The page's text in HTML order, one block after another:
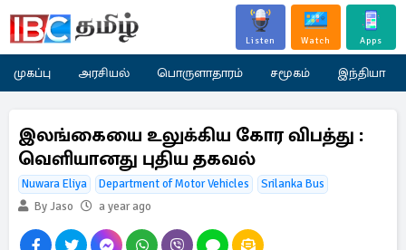
Listen Watch Apps
முகப்பு அரசியல் பொருளாதாரம் சமூகம் இந்தியா
இலங்கையை உலுக்கிய கோர விபத்து :
வெளியானது புதிய தகவல்
Nuwara Eliya Department of Motor Vehicles
Srilanka Bus
By Jaso
a year ago